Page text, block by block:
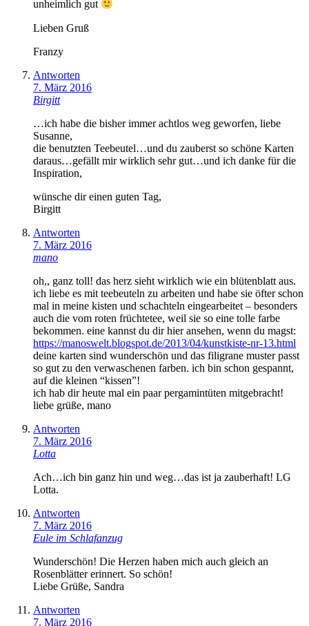
unheimlich gut
Lieben Gruß
Franzy
Antworten
7. März 2016
Birgitt
…ich habe die bisher immer achtlos weg geworfen, liebe
Susanne,
die benutzten Teebeutel…und du zauberst so schöne Karten
daraus…gefällt mir wirklich sehr gut…und ich danke für die
Inspiration,
wünsche dir einen guten Tag,
Birgitt
Antworten
7. März 2016
mano
oh,, ganz toll! das herz sieht wirklich wie ein blütenblatt aus.
ich liebe es mit teebeuteln zu arbeiten und habe sie öfter schon
mal in meine kisten und schachteln eingearbeitet – besonders
auch die vom roten früchtetee, weil sie so eine tolle farbe
bekommen. eine kannst du dir hier ansehen, wenn du magst:
https://manoswelt.blogspot.de/2013/04/kunstkiste-nr-13.html
deine karten sind wunderschön und das filigrane muster passt
so gut zu den verwaschenen farben. ich bin schon gespannt,
auf die kleinen “kissen”!
ich hab dir heute mal ein paar pergamintüten mitgebracht!
liebe grüße, mano
Antworten
7. März 2016
Lotta
Ach…ich bin ganz hin und weg…das ist ja zauberhaft! LG
Lotta.
Antworten
7. März 2016
Eule im Schlafanzug
Wunderschön! Die Herzen haben mich auch gleich an
Rosenblätter erinnert. So schön!
Liebe Grüße, Sandra
Antworten
7. März 2016